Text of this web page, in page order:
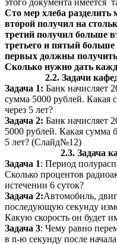
Сто мер хлеба
второй получил на
третий получил больше
третьего и пятый больше
первых должны
Сколько нужно дать
2.2. Задачи
Задача 1: Банк начисляет
сумма 5000 рублей. Какая
через 5 лет?
Задача 2: Банк начисляет
5000 рублей. Какая сумма
5 лет? (Слайд№12)
2.3. Задача
Задача 1: Период
Сколько процентов
истечении 6 суток?
Задача 2:Автомобиль,
последующую секунду
Какую скорость он будет
Задача 3: Чему равно
в n-ю секунду после